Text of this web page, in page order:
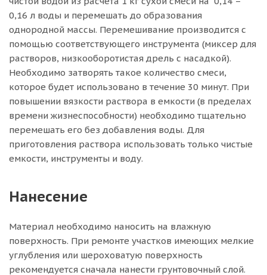
0,16 л воды и перемешать до образования
однородной массы. Перемешивание производится с
помощью соответствующего инструмента (миксер для
растворов, низкооборотистая дрель с насадкой).
Необходимо затворять такое количество смеси,
которое будет использовано в течение 30 минут. При
повышении вязкости раствора в емкости (в пределах
времени жизнеспособности) необходимо тщательно
перемешать его без добавления воды. Для
приготовления раствора использовать только чистые
емкости, инструменты и воду.
Нанесение
Материал необходимо наносить на влажную
поверхность. При ремонте участков имеющих мелкие
углубления или шероховатую поверхность
рекомендуется сначала нанести грунтовочный слой.